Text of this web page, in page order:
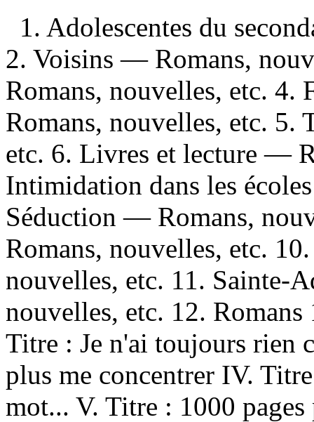
1. Adolescentes du
2. Voisins — Romans,
Romans, nouvelles, etc.
Romans, nouvelles, etc.
etc. 6. Livres et lecture —
Intimidation dans les
Séduction — Romans,
Romans, nouvelles, etc.
nouvelles, etc. 11. Sainte-
nouvelles, etc. 12.
Titre : Je n'ai toujours rien
plus me concentrer IV.
mot... V. Titre : 1000 pages